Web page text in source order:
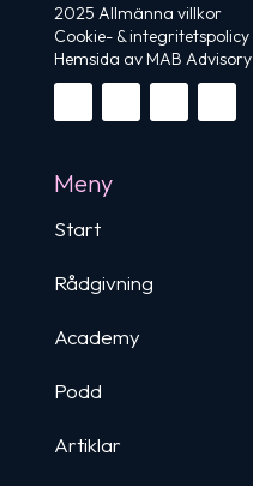
2025 Allmänna villkor
Cookie- & integritetspolicy
Hemsida av MAB Advisory
Meny
Start
Rådgivning
Academy
Podd
Artiklar